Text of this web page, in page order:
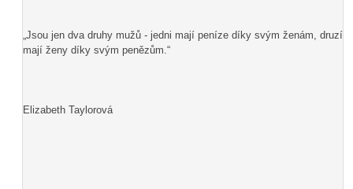
„Jsou jen dva druhy mužů - jedni mají peníze díky svým ženám, druzí
mají ženy díky svým penězům.“
Elizabeth Taylorová